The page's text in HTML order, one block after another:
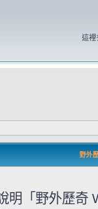
這裡
野外
明「野外歷奇